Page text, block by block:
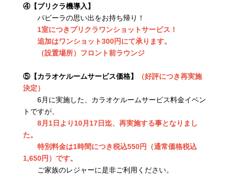
④【プリクラ機導入】
パビーラの思い出をお持ち帰り！
1室につきプリクラワンショットサービス！
追加はワンショット300円にて承ります。
（設置場所）フロント前ラウンジ
⑤【カラオケルームサービス価格】
（好評につき再実施
決定）
6月に実施した、カラオケルームサービス料金イベン
トですが、
8月1日より10月17日迄、再実施する事となりまし
た。
特別料金は1時間につき税込550円（通常価格税込
1,650円）です。
ご家族のレジャーに是非ご利用ください。